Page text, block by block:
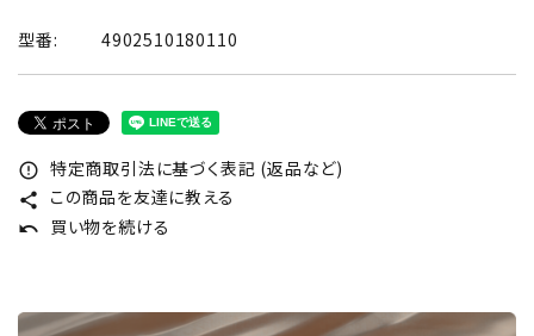
型番: 4902510180110
error_outline 特定商取引法に基づく表記 (返品など)
share この商品を友達に教える
undo 買い物を続ける